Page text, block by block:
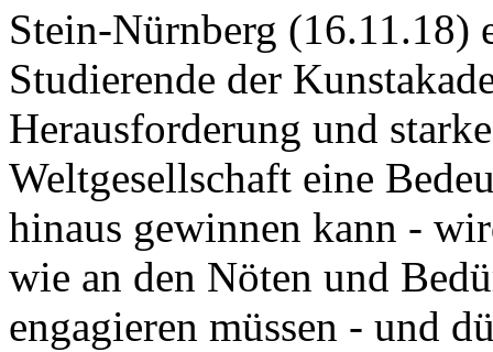
Stein-Nürnberg (16.11.18)
Studierende der
Herausforderung und
Weltgesellschaft eine
hinaus gewinnen kann -
wie an den Nöten und
engagieren müssen - und